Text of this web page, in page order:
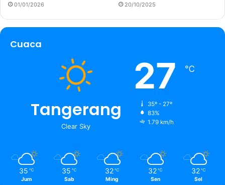
01/01/2026 20/10/2025
Cuaca
Tangerang
Clear Sky
27 ℃
35º - 27º
83%
1.79 km/h
35 ℃
Jum
35 ℃
Sab
32 ℃
Ming
32 ℃
Sen
32 ℃
Sel